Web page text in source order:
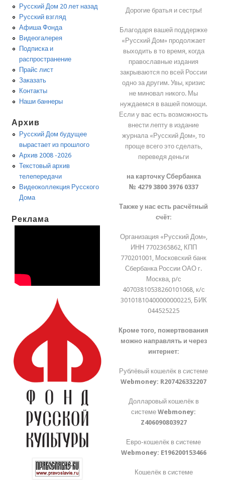
Русский Дом 20 лет назад
Русский взгляд
Афиша Фонда
Видеогалерея
Подписка и
распространение
Прайс лист
Заказать
Контакты
Наши баннеры
Архив
Русский Дом будущее
вырастает из прошлого
Архив 2008 -2026
Текстовый архив
телепередачи
Видеоколлекция Русского
Дома
Реклама
Дорогие братья и сестры!
Благодаря вашей поддержке
«Русский Дом» продолжает
выходить в то время, когда
православные издания
закрываются по всей России
одно за другим. Увы, кризис
не миновал никого. Мы
нуждаемся в вашей помощи.
Если у вас есть возможность
внести лепту в издание
журнала «Русский Дом», то
проще всего это сделать,
переведя деньги
на карточку Сбербанка
№ 4279 3800 3976 0337
Также у нас есть расчётный
счёт:
Организация «Русский Дом»,
ИНН 7702365862, КПП
770201001, Московский банк
Сбербанка России ОАО г.
Москва, р/с
40703810538260101068, к/с
30101810400000000225, БИК
044525225
Кроме того, пожертвования
можно направлять и через
интернет:
Рублёвый кошелёк в системе
Webmoney: R207426332207
Долларовый кошелёк в
системеWebmoney:
Z406090803927
Евро-кошелёк в системе
Webmoney: E196200153466
Кошелёк в системе